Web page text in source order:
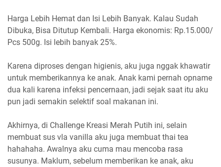
Harga Lebih Hemat dan Isi Lebih Banyak. Kalau Sudah
Dibuka, Bisa Ditutup Kembali. Harga ekonomis: Rp.15.000/
Pcs 500g. Isi lebih banyak 25%.
Karena diproses dengan higienis, aku juga nggak khawatir
untuk memberikannya ke anak. Anak kami pernah opname
dua kali karena infeksi pencernaan, jadi sejak saat itu aku
pun jadi semakin selektif soal makanan ini.
Akhirnya, di Challenge Kreasi Merah Putih ini, selain
membuat sus vla vanilla aku juga membuat thai tea
hahahaha. Awalnya aku cuma mau mencoba rasa
susunya. Maklum, sebelum memberikan ke anak, aku